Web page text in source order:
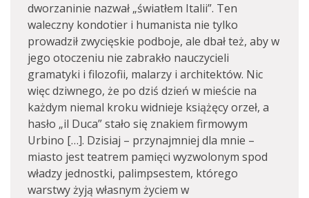
dworzaninie nazwał „światłem Italii”. Ten
waleczny kondotier i humanista nie tylko
prowadził zwycięskie podboje, ale dbał też, aby w
jego otoczeniu nie zabrakło nauczycieli
gramatyki i filozofii, malarzy i architektów. Nic
więc dziwnego, że po dziś dzień w mieście na
każdym niemal kroku widnieje książęcy orzeł, a
hasło „il Duca” stało się znakiem firmowym
Urbino […]. Dzisiaj – przynajmniej dla mnie –
miasto jest teatrem pamięci wyzwolonym spod
władzy jednostki, palimpsestem, którego
warstwy żyją własnym życiem w